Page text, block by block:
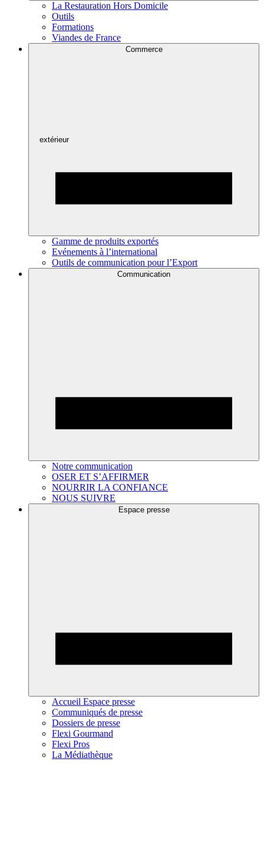
La Restauration Hors Domicile
Outils
Formations
Viandes de France
Commerce
extérieur
Gamme de produits exportés
Evénements à l’international
Outils de communication pour l’Export
Communication
Notre communication
OSER ET S’AFFIRMER
NOURRIR LA CONFIANCE
NOUS SUIVRE
Espace presse
Accueil Espace presse
Communiqués de presse
Dossiers de presse
Flexi Gourmand
Flexi Pros
La Médiathèque